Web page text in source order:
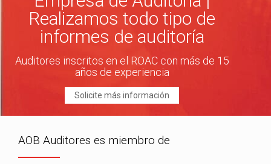
Realizamos todo tipo de
informes de auditoría
Auditores inscritos en el ROAC con más de 15
años de experiencia
Solicite más información
AOB Auditores es miembro de